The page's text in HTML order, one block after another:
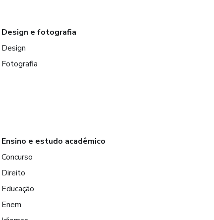
Design e fotografia
Design
Fotografia
Ensino e estudo acadêmico
Concurso
Direito
Educação
Enem